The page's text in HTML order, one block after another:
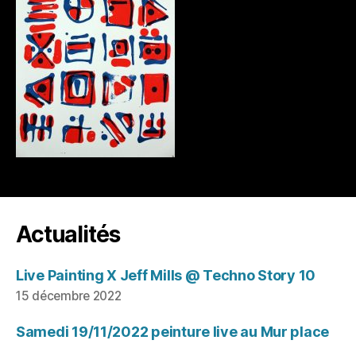
Actualités
Live Painting X Jeff Mills @ Techno Story 10
15 décembre 2022
Samedi 19/11/2022 peinture live au Mur place